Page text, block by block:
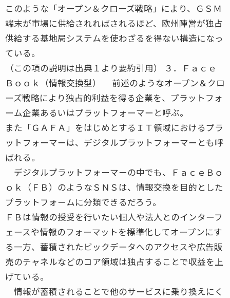
このような「オープン＆クローズ戦略」により、ＧＳＭ
端末が市場に供給されればされるほど、欧州陣営が独占
供給する基地局システムを使わざるを得ない構造になっ
ている。
（この項の説明は出典１より要約引用） ３．Ｆａｃｅ
Ｂｏｏｋ（情報交換型） 前述のようなオープン＆クロ
ーズ戦略により独占的利益を得る企業を、プラットフォ
ーム企業あるいはプラットフォーマーと呼ぶ。
また「ＧＡＦＡ」をはじめとするＩＴ領域におけるプラ
ットフォーマーは、デジタルプラットフォーマーとも呼
ばれる。
デジタルプラットフォーマーの中でも、ＦａｃｅＢｏ
ｏｋ（ＦＢ）のようなＳＮＳは、情報交換を目的とした
プラットフォームに分類できるだろう。
ＦＢは情報の授受を行いたい個人や法人とのインターフ
ェースや情報のフォーマットを標準化してオープンにす
る一方、蓄積されたビックデータへのアクセスや広告販
売のチャネルなどのコア領域は独占することで収益を上
げている。
情報が蓄積されることで他のサービスに乗り換えにく